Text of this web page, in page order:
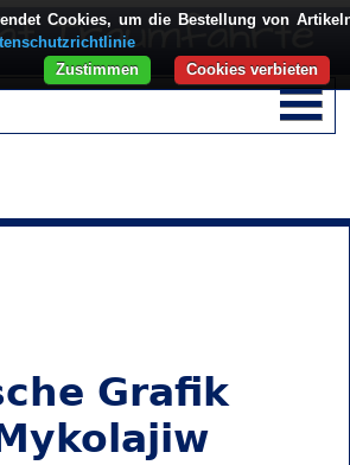
Grafik
Cookies, um die Bestellung von
Cookies verbieten
Zustimmen